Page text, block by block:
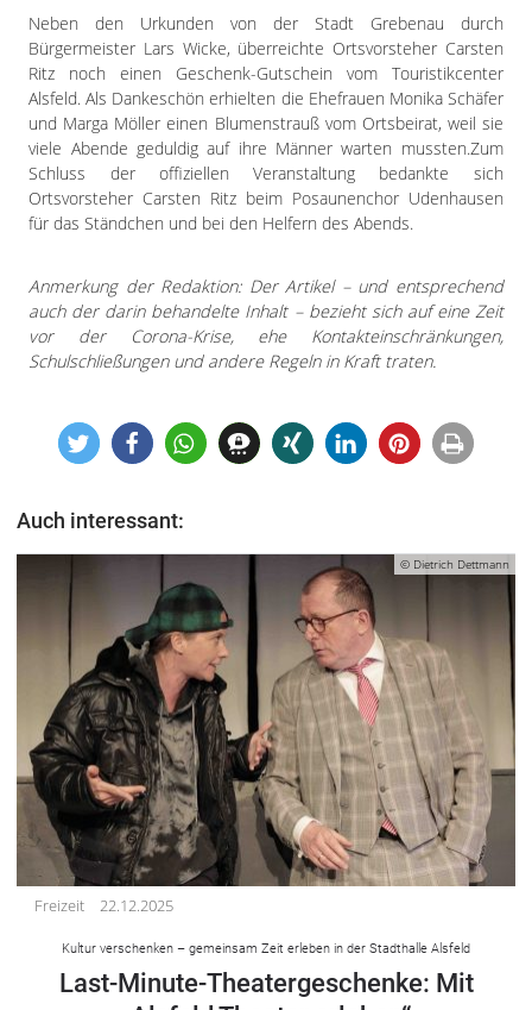
Neben den Urkunden von der Stadt Grebenau durch
Bürgermeister Lars Wicke, überreichte Ortsvorsteher Carsten
Ritz noch einen Geschenk-Gutschein vom Touristikcenter
Alsfeld. Als Dankeschön erhielten die Ehefrauen Monika Schäfer
und Marga Möller einen Blumenstrauß vom Ortsbeirat, weil sie
viele Abende geduldig auf ihre Männer warten mussten.Zum
Schluss der offiziellen Veranstaltung bedankte sich
Ortsvorsteher Carsten Ritz beim Posaunenchor Udenhausen
für das Ständchen und bei den Helfern des Abends.
Anmerkung der Redaktion: Der Artikel – und entsprechend
auch der darin behandelte Inhalt – bezieht sich auf eine Zeit
vor der Corona-Krise, ehe Kontakteinschränkungen,
Schulschließungen und andere Regeln in Kraft traten.
Auch interessant:
© Dietrich Dettmann
Freizeit 22.12.2025
Kultur verschenken – gemeinsam Zeit erleben in der Stadthalle Alsfeld
Last-Minute-Theatergeschenke: Mit